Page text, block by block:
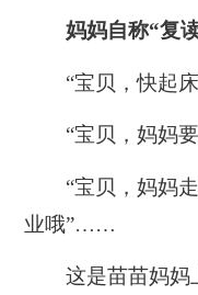
妈妈自称“复
“宝贝，快起床
“宝贝，妈妈要
“宝贝，妈妈走
业哦”……
这是苗苗妈妈